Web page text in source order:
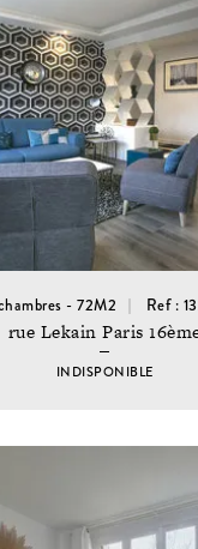
- 72M2 Ref :
rue Lekain Paris
INDISPONIBLE